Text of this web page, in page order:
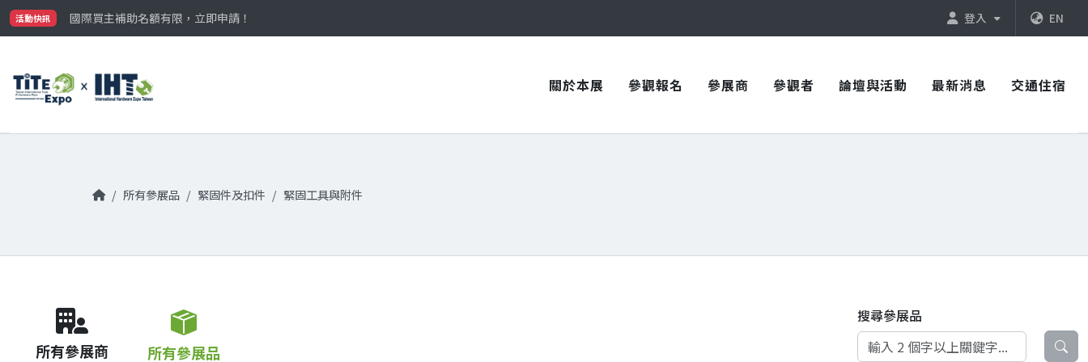
活動快訊
國際買主補助名額有限，立即申請！
參觀門票開放申請中‼️
登入 EN
關於本展 參觀報名 參展商 參觀者 論壇與活動 最新消息 交通住宿
所有參展品 緊固件及扣件 緊固工具與附件
所有參展商 所有參展品
搜尋參展品